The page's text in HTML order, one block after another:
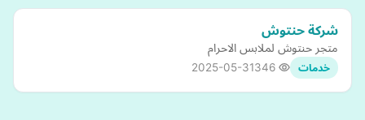
شركة حنتوش
متجر حنتوش لملابس الاحرام
خدمات 2025-05-31